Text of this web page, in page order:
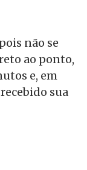
não se
ao ponto,
e, em
sua